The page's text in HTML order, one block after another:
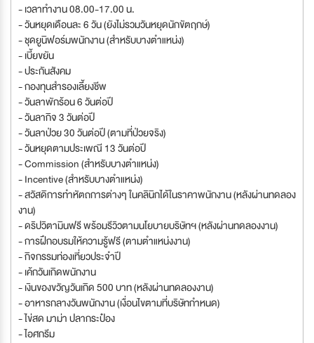
- เวลาทำงาน 08.00-17.00 น.
- วันหยุดเดือนละ 6 วัน (ยังไม่รวมวันหยุดนักขัตฤกษ์)
- ชุดยูนิฟอร์มพนักงาน (สำหรับบางตำแหน่ง)
- เบี้ยขยัน
- ประกันสังคม
- กองทุนสำรองเลี้ยงชีพ
- วันลาพักร้อน 6 วันต่อปี
- วันลากิจ 3 วันต่อปี
- วันลาป่วย 30 วันต่อปี (ตามที่ป่วยจริง)
- วันหยุดตามประเพณี 13 วันต่อปี
- Commission (สำหรับบางตำแหน่ง)
- Incentive (สำหรับบางตำแหน่ง)
- สวัสดิการทำหัตถการต่างๆ ในคลินิกได้ในราคาพนักงาน (หลังผ่านทดลอง
งาน)
- ดริปวิตามินฟรี พร้อมรีวิวตามนโยบายบริษัทฯ (หลังผ่านทดลองงาน)
- การฝึกอบรมให้ความรู้ฟรี (ตามตำแหน่งงาน)
- กิจกรรมท่องเที่ยวประจำปี
- เค้กวันเกิดพนักงาน
- เงินของขวัญวันเกิด 500 บาท (หลังผ่านทดลองงาน)
- อาหารกลางวันพนักงาน (เงื่อนไขตามที่บริษัทกำหนด)
- ไข่สด มาม่า ปลากระป๋อง
- ไอศกรีม